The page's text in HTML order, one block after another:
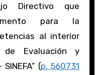
Directivo que
para la
al interior
de Evaluación y
(p. 560731